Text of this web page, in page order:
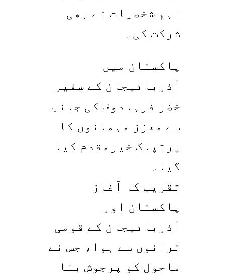
اہم شخصیات نے بھی
شرکت کی۔
پاکستان میں
آذربائیجان کے سفیر
خضر فرہادوف کی جانب
سے معزز مہمانوں کا
پرتپاک خیرمقدم کیا
گیا۔
تقریب کا آغاز
پاکستان اور
آذربائیجان کے قومی
ترانوں سے ہوا، جس نے
ماحول کو پرجوش بنا